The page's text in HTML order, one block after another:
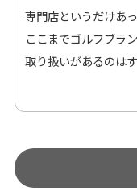
専門店というだけあっ
ここまでゴルフブラ
取り扱いがあるのは
す。